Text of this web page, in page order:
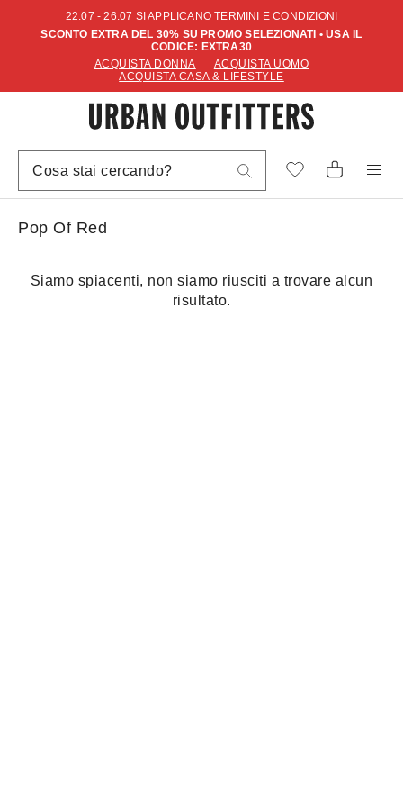
22.07 - 26.07 SI APPLICANO TERMINI E CONDIZIONI
SCONTO EXTRA DEL 30% SU PROMO SELEZIONATI • USA IL
CODICE: EXTRA30
ACQUISTA DONNA
ACQUISTA UOMO
ACQUISTA CASA & LIFESTYLE
Pop Of Red
Siamo spiacenti, non siamo riusciti a trovare alcun
risultato.